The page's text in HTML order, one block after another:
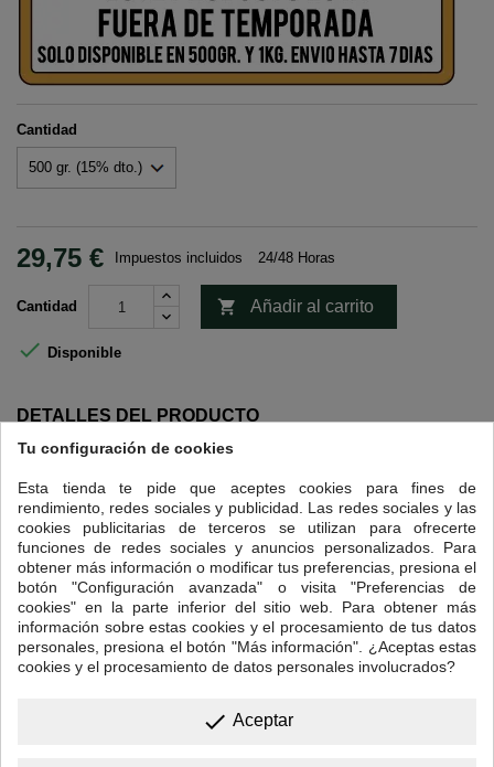
Cantidad
29,75 € Impuestos incluidos 24/48 Horas
Cantidad  Añadir al carrito
 Disponible
DETALLES DEL PRODUCTO
Referencia NAV-311
16 OTROS PRODUCTOS EN LA MISMA CATEGORÍA:
>
<
Tu configuración de cookies
Esta tienda te pide que aceptes cookies para fines de
rendimiento, redes sociales y publicidad. Las redes sociales y las
cookies publicitarias de terceros se utilizan para ofrecerte
funciones de redes sociales y anuncios personalizados. Para
obtener más información o modificar tus preferencias, presiona el
botón "Configuración avanzada" o visita "Preferencias de
cookies" en la parte inferior del sitio web. Para obtener más
información sobre estas cookies y el procesamiento de tus datos
personales, presiona el botón "Más información". ¿Aceptas estas
cookies y el procesamiento de datos personales involucrados?
done Aceptar